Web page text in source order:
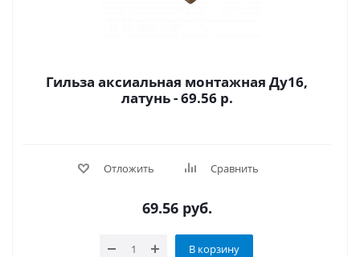
Гильза аксиальная монтажная Ду16,
латунь - 69.56 р.
Отложить Сравнить
69.56 руб.
В корзину